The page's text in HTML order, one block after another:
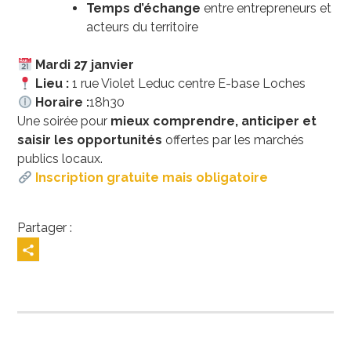
Temps d’échangeentre entrepreneurs et
acteurs du territoire
Mardi27 janvier
Lieu :1 rue Violet Leduc centre E-base Loches
Horaire :18h30
Une soirée pour mieux comprendre, anticiper et
saisir les opportunités offertes par les marchés
publics locaux.
Inscription gratuite mais obligatoire
Partager :